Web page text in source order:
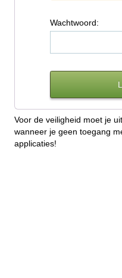
Wachtwoord:
Voor de veiligheid moet je
wanneer je geen toegang
applicaties!